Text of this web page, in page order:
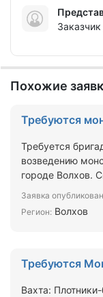
Похожие
Требуются
Требуется
возведению
городе Волхов.
Заявка
Регион: Волхов
Требуются
Вахта: